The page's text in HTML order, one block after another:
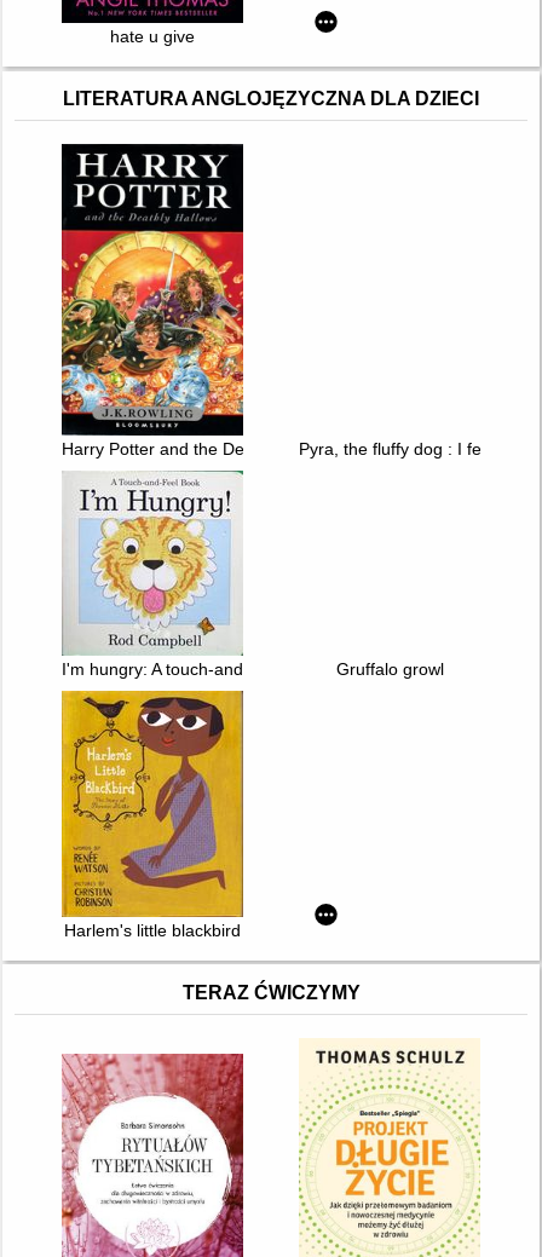
hate u give
LITERATURA ANGLOJĘZYCZNA DLA DZIECI
Harry Potter and the Deathly HallowsPyra, the fluffy dog : I feel it in
I'm hungry: A touch-and-feel book with pop-up surprise
Gruffalo growl
Harlem's little blackbird
TERAZ ĆWICZYMY